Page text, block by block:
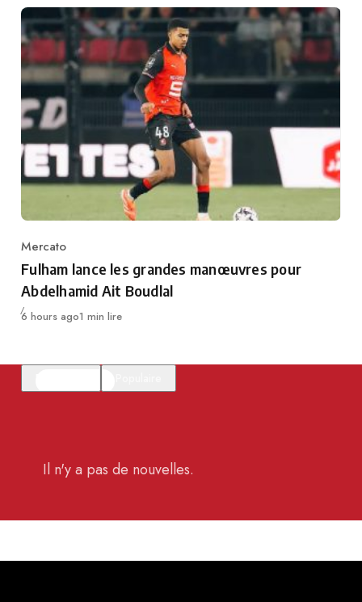
Category
Mercato
Fulham lance les grandes manœuvres pour
Abdelhamid Ait Boudlal
Publié
6 hours ago1 min lire
Il n'y a pas de nouvelles.